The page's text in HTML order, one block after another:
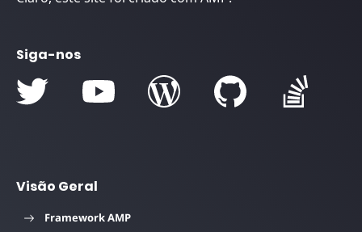
Siga-nos
Visão Geral
Framework AMP